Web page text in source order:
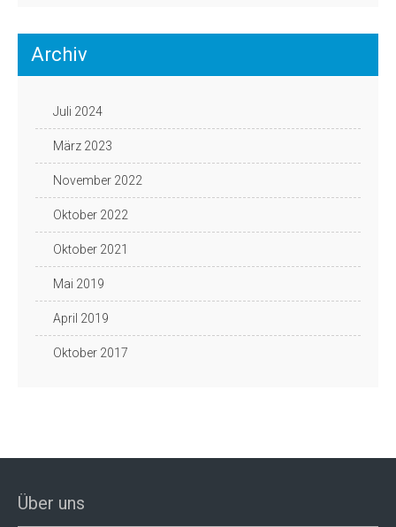
Archiv
Juli 2024
März 2023
November 2022
Oktober 2022
Oktober 2021
Mai 2019
April 2019
Oktober 2017
Über uns